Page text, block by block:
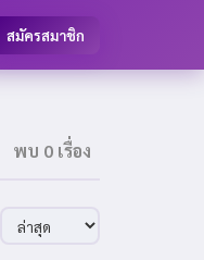
สมัครสมาชิก
พบ 0 เรื่อง